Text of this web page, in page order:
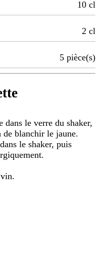
10 cl
2 cl
5 pièce(s)
dans le verre du shaker,
de blanchir le jaune.
le shaker, puis